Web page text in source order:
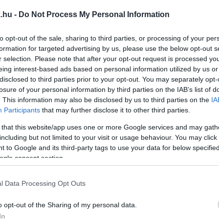
- Do Not Process My Personal Information
opt-out of the sale, sharing to third parties, or processing of your
for targeted advertising by us, please use the below opt-out
selection. Please note that after your opt-out request is processed
interest-based ads based on personal information utilized by us
to third parties prior to your opt-out. You may separately
of your personal information by third parties on the IAB’s list of
This information may also be disclosed by us to third parties on the
Participants that may further disclose it to other third parties.
that this website/app uses one or more Google services and may
but not limited to your visit or usage behaviour. You may
to Google and its third-party tags to use your data for below
consent section.
Data Processing Opt Outs
opt-out of the Sharing of my personal data.
A KÖZÉLETBŐL, VAGY NYILVÁNOSAN KÉRJEN
vértanúk? Mádl Ferenc elég magyar volt neked? -
IS KISZABHATÓ AZOKRA, AKIK
kollektív bűnösségét kimondó jogszabálycsomag.
AZ ELLENŐRZÉSEKET A MAGYAR HATÁRON